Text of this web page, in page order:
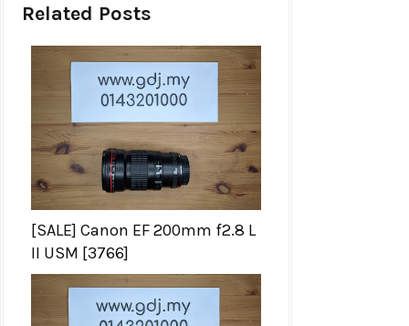
Related Posts
[SALE] Canon EF 200mm f2.8 L
II USM [3766]